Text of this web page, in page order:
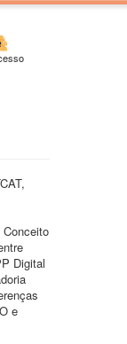
Conceito
Digital
e